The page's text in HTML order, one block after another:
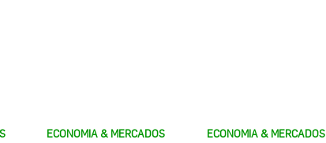
ECONOMIA & MERCADOS
ECONOMIA & MERCADOS